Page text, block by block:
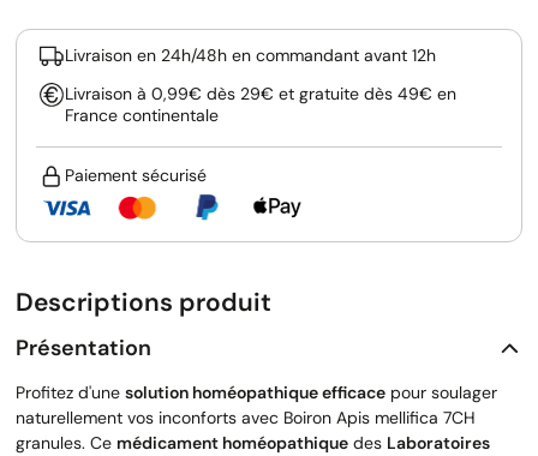
Livraison en 24h/48h en commandant avant 12h
Livraison à 0,99€ dès 29€ et gratuite dès 49€ en
France continentale
Paiement sécurisé
Descriptions produit
Présentation
Profitez d'une solution homéopathique efficace pour soulager
naturellement vos inconforts avec Boiron Apis mellifica 7CH
granules. Ce médicament homéopathique des Laboratoires